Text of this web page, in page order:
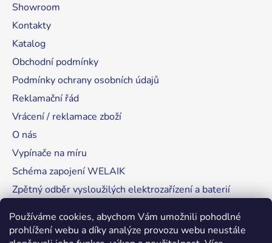
Používáme cookies, abychom Vám umožnili pohodlné
prohlížení webu a díky analýze provozu webu neustále
Showroom
Kontakty
Katalog
Obchodní podmínky
Podmínky ochrany osobních údajů
Reklamační řád
Vrácení / reklamace zboží
O nás
Vypínače na míru
Schéma zapojení WELAIK
Zpětný odběr vysloužilých elektrozařízení a baterií